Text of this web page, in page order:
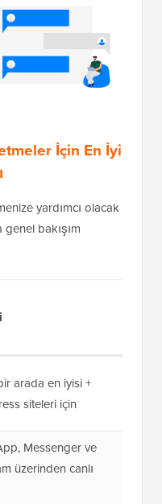
İçin En İyi
yardımcı olacak
genel bakışım
arada en iyisi +
siteleri için
Messenger ve
üzerinden canlı